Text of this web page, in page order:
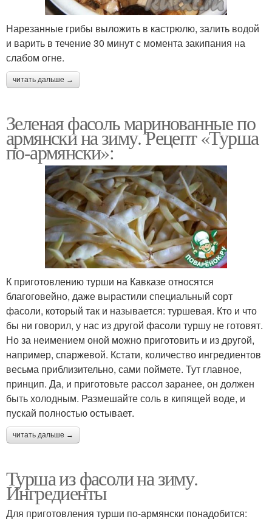
Нарезанные грибы выложить в кастрюлю, залить водой
и варить в течение 30 минут с момента закипания на
слабом огне.
читать дальше →
Зеленая фасоль маринованные по
армянски на зиму. Рецепт «Турша
по-армянски»:
К приготовлению турши на Кавказе относятся
благоговейно, даже вырастили специальный сорт
фасоли, который так и называется: туршевая. Кто и что
бы ни говорил, у нас из другой фасоли туршу не готовят.
Но за неимением оной можно приготовить и из другой,
например, спаржевой. Кстати, количество ингредиентов
весьма приблизительно, сами поймете. Тут главное,
принцип. Да, и приготовьте рассол заранее, он должен
быть холодным. Размешайте соль в кипящей воде, и
пускай полностью остывает.
читать дальше →
Турша из фасоли на зиму.
Ингредиенты
Для приготовления турши по-армянски понадобится: